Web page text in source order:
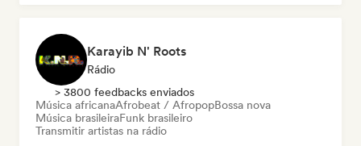
Karayib N' Roots
Rádio
> 3800 feedbacks enviados
Música africanaAfrobeat / AfropopBossa nova
Música brasileiraFunk brasileiro
Transmitir artistas na rádio